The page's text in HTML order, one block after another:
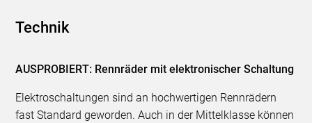
Technik
AUSPROBIERT: Rennräder mit elektronischer Schaltung
Elektroschaltungen sind an hochwertigen Rennrädern
fast Standard geworden. Auch in der Mittelklasse können